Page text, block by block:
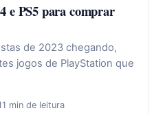
e PS5 para comprar
de 2023 chegando,
jogos de PlayStation que
min de leitura